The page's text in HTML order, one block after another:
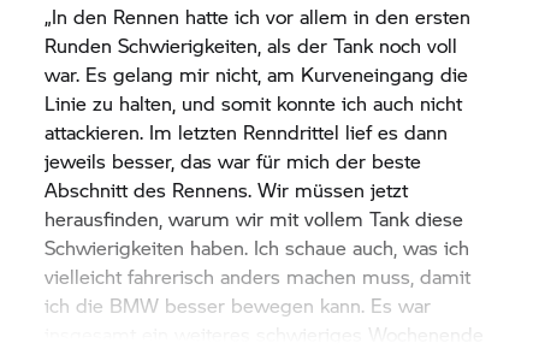
„In den Rennen hatte ich vor allem in den ersten
Runden Schwierigkeiten, als der Tank noch voll
war. Es gelang mir nicht, am Kurveneingang die
Linie zu halten, und somit konnte ich auch nicht
attackieren. Im letzten Renndrittel lief es dann
jeweils besser, das war für mich der beste
Abschnitt des Rennens. Wir müssen jetzt
herausfinden, warum wir mit vollem Tank diese
Schwierigkeiten haben. Ich schaue auch, was ich
vielleicht fahrerisch anders machen muss, damit
ich die BMW besser bewegen kann. Es war
insgesamt ein weiteres schwieriges Wochenende